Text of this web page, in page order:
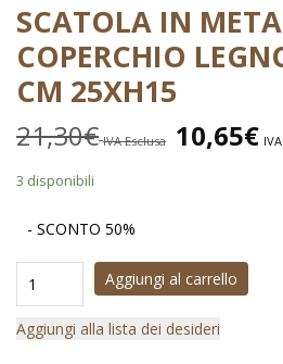
SCATOLA IN
COPERCHIO
CM 25XH15
21,30€ IVA Esclusa 10,65€
3 disponibili
- SCONTO 50%
Aggiungi al carrello
Aggiungi alla lista dei desideri